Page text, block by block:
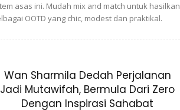
asas ini. Mudah mix and match untuk hasilkan
OOTD yang chic, modest dan praktikal.
Wan Sharmila Dedah Perjalanan
Jadi Mutawifah, Bermula Dari Zero
Dengan Inspirasi Sahabat